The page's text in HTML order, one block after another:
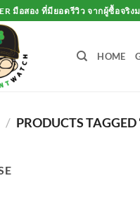
มือสอง ที่มียอดรีวิว จากผู้ซื้อจริง
HOME
/ PRODUCTS TAGGED